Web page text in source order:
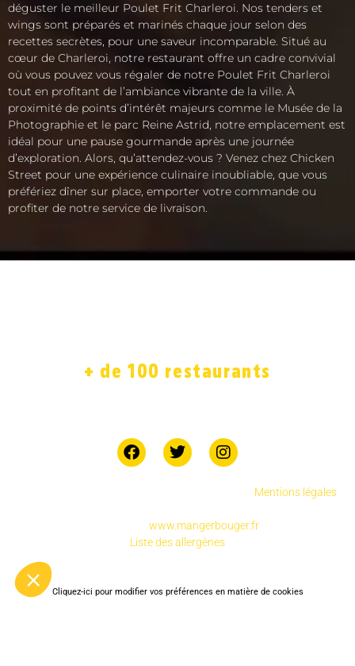
déguster le meilleur Poulet Frit Charleroi. Nos tenders et
wings sont préparés et marinés chaque jour selon des
recettes secrètes, pour une saveur incomparable. Situé au
cœur de Charleroi, notre restaurant offre un cadre convivial
où vous pouvez vous régaler de notre Poulet Frit Charleroi
tout en profitant de l’ambiance vibrante de la ville. À
proximité de points d’intérêt majeurs comme le Musée de la
Photographie et le parc Reine Astrid, notre emplacement est
idéal pour une pause gourmande après une journée
d’exploration. Alors, qu’attendez-vous ? Venez chez Chicken
Street pour une expérience culinaire inoubliable, que vous
préfériez dîner sur place, emporter votre commande ou
profiter de notre service de livraison.
+ de 100 restaurants
Mentions légales
www.mangerbouger.fr
Liste des allergènes
Cliquez-ici pour modifier vos préférences en matière de cookies